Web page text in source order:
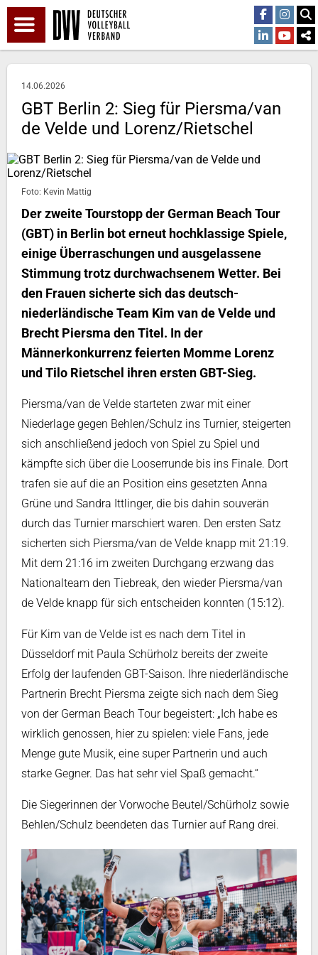
14.06.2026
GBT Berlin 2: Sieg für Piersma/van
de Velde und Lorenz/Rietschel
Foto: Kevin Mattig
Der zweite Tourstopp der German Beach Tour
(GBT) in Berlin bot erneut hochklassige Spiele,
einige Überraschungen und ausgelassene
Stimmung trotz durchwachsenem Wetter. Bei
den Frauen sicherte sich das deutsch-
niederländische Team Kim van de Velde und
Brecht Piersma den Titel. In der
Männerkonkurrenz feierten Momme Lorenz
und Tilo Rietschel ihren ersten GBT-Sieg.
Piersma/van de Velde starteten zwar mit einer
Niederlage gegen Behlen/Schulz ins Turnier, steigerten
sich anschließend jedoch von Spiel zu Spiel und
kämpfte sich über die Looserrunde bis ins Finale. Dort
trafen sie auf die an Position eins gesetzten Anna
Grüne und Sandra Ittlinger, die bis dahin souverän
durch das Turnier marschiert waren. Den ersten Satz
sicherten sich Piersma/van de Velde knapp mit 21:19.
Mit dem 21:16 im zweiten Durchgang erzwang das
Nationalteam den Tiebreak, den wieder Piersma/van
de Velde knapp für sich entscheiden konnten (15:12).
Für Kim van de Velde ist es nach dem Titel in
Düsseldorf mit Paula Schürholz bereits der zweite
Erfolg der laufenden GBT-Saison. Ihre niederländische
Partnerin Brecht Piersma zeigte sich nach dem Sieg
von der German Beach Tour begeistert: „Ich habe es
wirklich genossen, hier zu spielen: viele Fans, jede
Menge gute Musik, eine super Partnerin und auch
starke Gegner. Das hat sehr viel Spaß gemacht.“
Die Siegerinnen der Vorwoche Beutel/Schürholz sowie
Behlen/Schulz beendeten das Turnier auf Rang drei.